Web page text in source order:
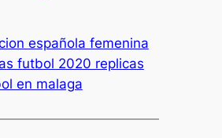
española femenina
futbol 2020 replicas
en malaga